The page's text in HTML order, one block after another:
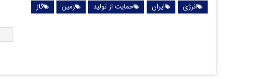
انرژی ایران حمایت از تولید زمین گاز